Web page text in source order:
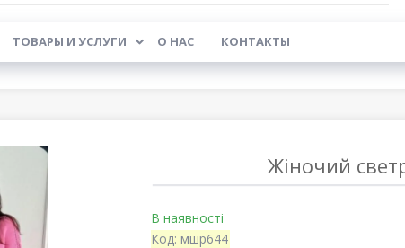
ТОВАРЫ И УСЛУГИ О НАС КОНТАКТЫ
Жіночий
В наявності
Код: мшр644